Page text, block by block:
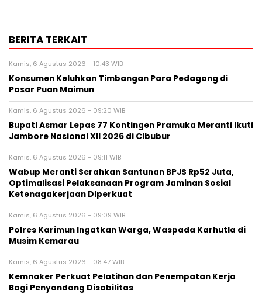
BERITA TERKAIT
Kamis, 6 Agustus 2026 - 10:43 WIB
Konsumen Keluhkan Timbangan Para Pedagang di
Pasar Puan Maimun
Kamis, 6 Agustus 2026 - 09:20 WIB
Bupati Asmar Lepas 77 Kontingen Pramuka Meranti Ikuti
Jambore Nasional XII 2026 di Cibubur
Kamis, 6 Agustus 2026 - 09:11 WIB
Wabup Meranti Serahkan Santunan BPJS Rp52 Juta,
Optimalisasi Pelaksanaan Program Jaminan Sosial
Ketenagakerjaan Diperkuat
Kamis, 6 Agustus 2026 - 09:09 WIB
Polres Karimun Ingatkan Warga, Waspada Karhutla di
Musim Kemarau
Kamis, 6 Agustus 2026 - 08:47 WIB
Kemnaker Perkuat Pelatihan dan Penempatan Kerja
Bagi Penyandang Disabilitas